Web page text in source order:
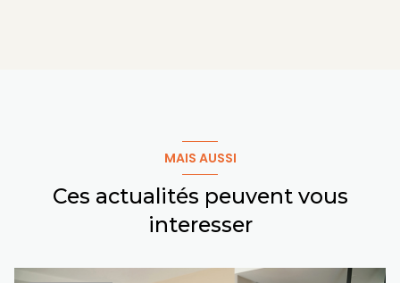
MAIS AUSSI
Ces actualités peuvent vous
interesser